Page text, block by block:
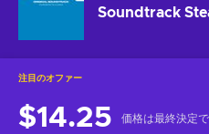
Soundtrack
注目のオファー
$14.25 価格は最終決定